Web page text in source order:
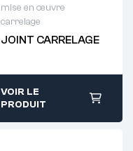
mise en œuvre
carrelage
JOINT CARRELAGE
Demande de
93 38
VOIR LE
PRODUIT